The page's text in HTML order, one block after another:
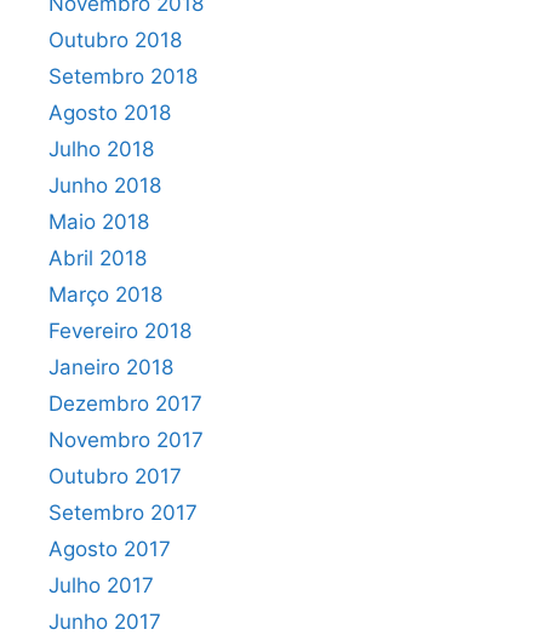
Outubro 2018
Setembro 2018
Agosto 2018
Julho 2018
Junho 2018
Maio 2018
Abril 2018
Março 2018
Fevereiro 2018
Janeiro 2018
Dezembro 2017
Novembro 2017
Outubro 2017
Setembro 2017
Agosto 2017
Julho 2017
Junho 2017